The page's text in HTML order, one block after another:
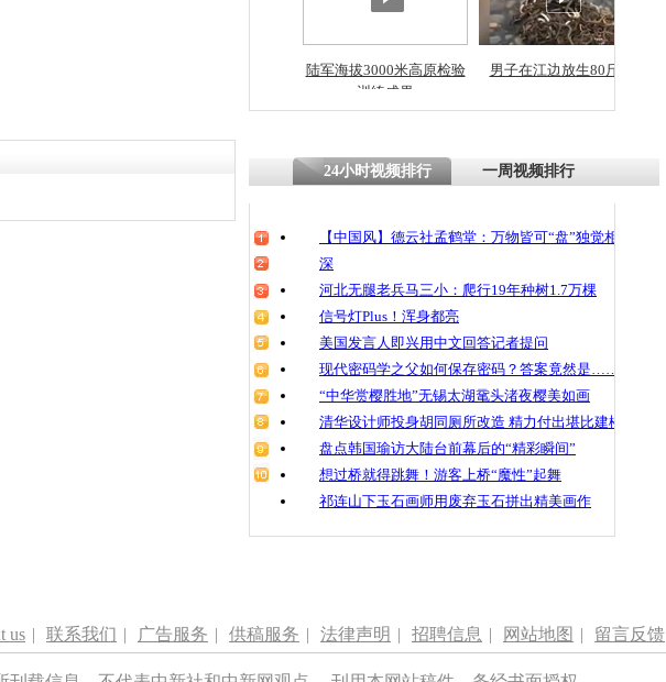
崩溃 网上回答崩溃原
四川兴文苗乡上万人欢
魂
男子私占共享单车遭大
爷斥责
陆军海拔3000米高原检验
训练成果
男子在江边放生80斤蛇
24小时视频排行
一周视频排行
【中国风】德云社孟鹤堂：万物皆可“盘”独觉相声
深
河北无腿老兵马三小：爬行19年种树1.7万棵
信号灯Plus！浑身都亮
美国发言人即兴用中文回答记者提问
现代密码学之父如何保存密码？答案竟然是……
“中华赏樱胜地”无锡太湖鼋头渚夜樱美如画
清华设计师投身胡同厕所改造 精力付出堪比建楼
盘点韩国瑜访大陆台前幕后的“精彩瞬间”
想过桥就得跳舞！游客上桥“魔性”起舞
祁连山下玉石画师用废弃玉石拼出精美画作
us | 联系我们 | 广告服务 | 供稿服务 | 法律声明 | 招聘信息 | 网站地图 | 留言反馈